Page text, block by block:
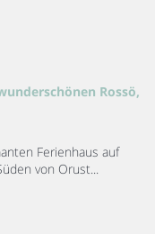
Rossö,
Ferienhaus auf
von Orust...